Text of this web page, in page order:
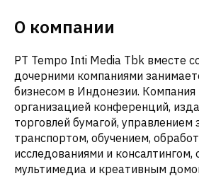
О компании
PT Tempo Inti Media Tbk вместе
дочерними компаниями
бизнесом в Индонезии.
организацией конференций,
торговлей бумагой, управлением
транспортом, обучением,
исследованиями и консалтингом,
мультимедиа и креативным